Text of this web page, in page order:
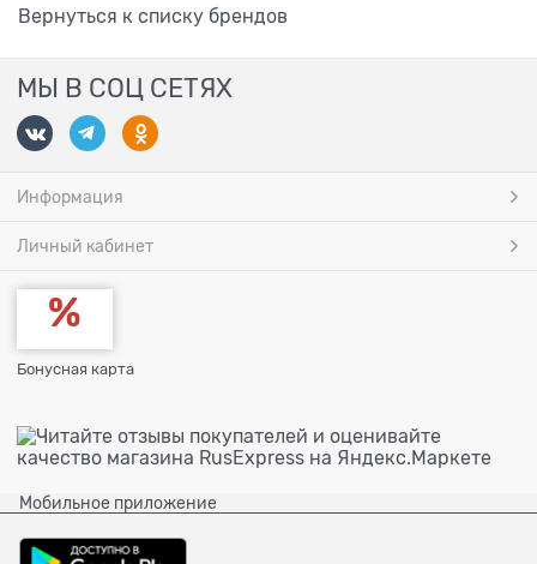
Вернуться к списку брендов
МЫ В СОЦ СЕТЯХ
Информация
Личный кабинет
Бонусная карта
Мобильное приложение